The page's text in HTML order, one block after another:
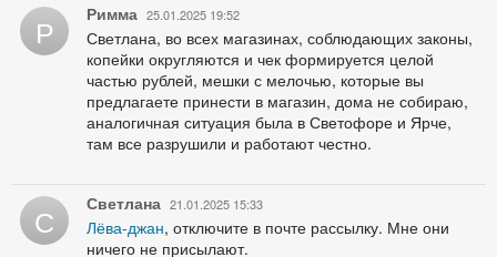
Р Римма 25.01.2025 19:52
Светлана, во всех магазинах, соблюдающих законы,
копейки округляются и чек формируется целой
частью рублей, мешки с мелочью, которые вы
предлагаете принести в магазин, дома не собираю,
аналогичная ситуация была в Светофоре и Ярче,
там все разрушили и работают честно.
С Светлана 21.01.2025 15:33
Лёва-джан, отключите в почте рассылку. Мне они
ничего не присылают.